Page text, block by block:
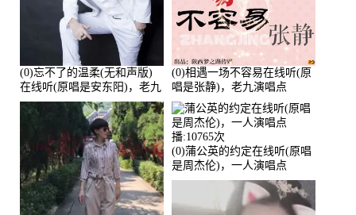
(0)忘不了的温柔(无和声版)
在线听(原唱是安东阳)，老九
演唱点播:17392次
(0)相遇一场不容易在线听(原
唱是张静)，老九演唱点
播:11453次
(0)蒲公英的约定在线听(原唱
是周杰伦)，一人演唱点
播:10765次